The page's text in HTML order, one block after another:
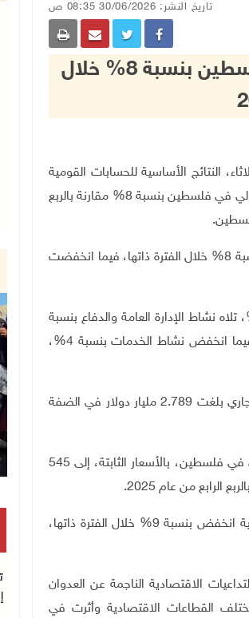
تاريخ النشر: 30/06/2026 08:35 ص
الإحصاء: تراجع الناتج المحلي الإجمالي في فلسطين بنسبة 8% خلال
الثلاثاء، النتائج الأساسية للحسابات القومية
الربعية للربع الأول من عام 2026، والتي أظهرت تراجعاً في الناتج المحلي الإجمالي في فلسطين بنسبة 8% مقارنة بالربع
.
وأوضح الإحصاء، في بيان، أن اقتصاد الضفة الغربية سجل هو الآخر تراجعاً بنسبة 8% خلال الفترة ذاتها، فيما انخفضت
التقديرات الأولية، سجل نشاط الإنشاءات أكبر نسبة تراجع بلغت 17%، تلاه نشاط الإدارة العامة والدفاع بنسبة
16%، ثم نشاط التعدين والصناعة التحويلية والمياه والكهرباء بنسبة 12%، فيما انخفض نشاط الخدمات بنسبة 4%،
وأشار البيان إلى أن قيمة الناتج المحلي الإجمالي خلال الربع الأول من العام الجاري بلغت 2.789 مليار دولار في الضفة
وفي السياق، أظهرت النتائج انخفاض نصيب الفرد من الناتج المحلي الإجمالي في فلسطين، بالأسعار الثابتة، إلى 545
.
وأضاف الإحصاء أن نصيب الفرد من الناتج المحلي الإجمالي في الضفة الغربية انخفض بنسبة 9% خلال الفترة ذاتها،
الاقتصادية الناجمة عن العدوان
القطاعات الاقتصادية وأثرت في